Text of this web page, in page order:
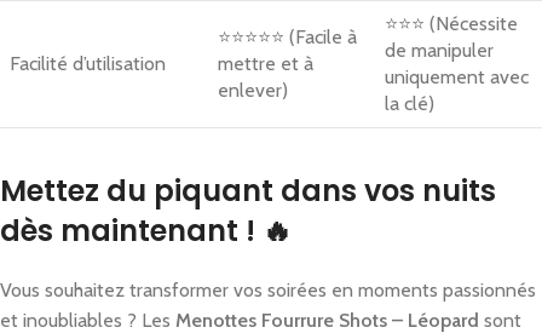
Facilité d’utilisation
⭐⭐⭐⭐⭐ (Facile à
mettre et à
enlever)
⭐⭐⭐ (Nécessite
de manipuler
uniquement avec
la clé)
Mettez du piquant dans vos nuits
dès maintenant ! 🔥
Vous souhaitez transformer vos soirées en moments passionnés
et inoubliables ? Les Menottes Fourrure Shots – Léopard sont